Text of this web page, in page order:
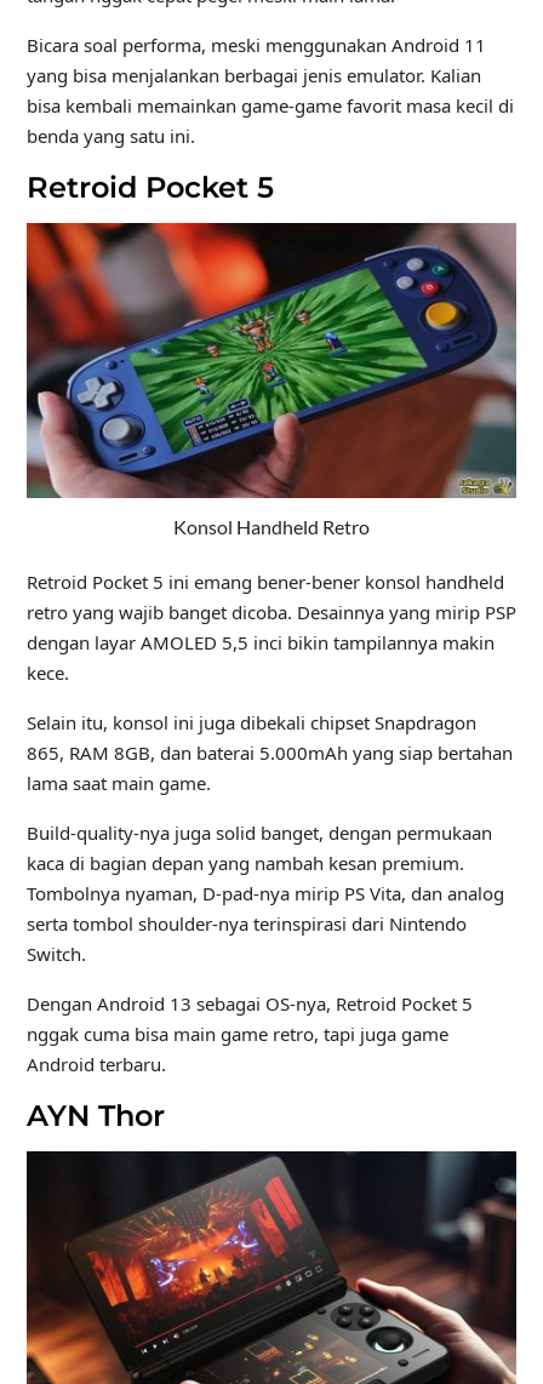
Bicara soal performa, meski menggunakan Android 11
yang bisa menjalankan berbagai jenis emulator. Kalian
bisa kembali memainkan game-game favorit masa kecil di
benda yang satu ini.
Retroid Pocket 5
Konsol Handheld Retro
Retroid Pocket 5 ini emang bener‑bener konsol handheld
retro yang wajib banget dicoba. Desainnya yang mirip PSP
dengan layar AMOLED 5,5 inci bikin tampilannya makin
kece.
Selain itu, konsol ini juga dibekali chipset Snapdragon
865, RAM 8GB, dan baterai 5.000mAh yang siap bertahan
lama saat main game.
Build-quality-nya juga solid banget, dengan permukaan
kaca di bagian depan yang nambah kesan premium.
Tombolnya nyaman, D-pad-nya mirip PS Vita, dan analog
serta tombol shoulder-nya terinspirasi dari Nintendo
Switch.
Dengan Android 13 sebagai OS-nya, Retroid Pocket 5
nggak cuma bisa main game retro, tapi juga game
Android terbaru.
AYN Thor